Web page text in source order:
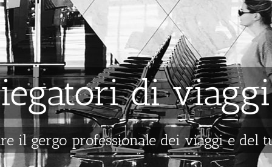
di
il gergo professionale dei viaggi e del